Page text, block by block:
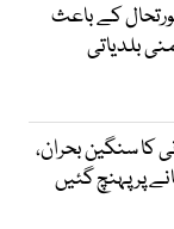
کے باعث
بلدیاتی
کا سنگین بحران،